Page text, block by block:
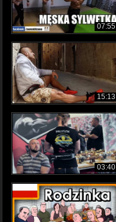
07:55
15:13
03:40